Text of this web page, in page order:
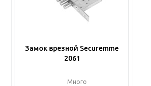
Замок врезной Securemme
2061
Много